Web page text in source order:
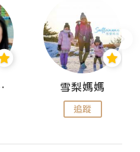
雪梨媽媽
追蹤